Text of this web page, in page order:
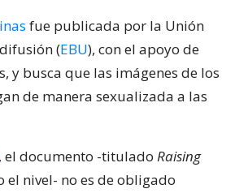
fue publicada por la Unión
(EBU), con el apoyo de
y busca que las imágenes de los
de manera sexualizada a las
, el documento -titulado Raising
el nivel- no es de obligado